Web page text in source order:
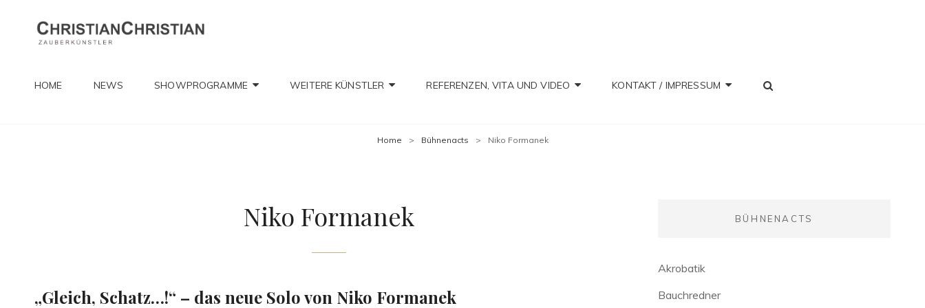
HOME NEWS SHOWPROGRAMME WEITERE KÜNSTLER REFERENZEN, VITA UND VIDEO KONTAKT / IMPRESSUM
Home > Bühnenacts > Niko Formanek
Niko Formanek
„Gleich, Schatz…!“ – das neue Solo von Niko Formanek
BÜHNENACTS
Akrobatik
Bauchredner